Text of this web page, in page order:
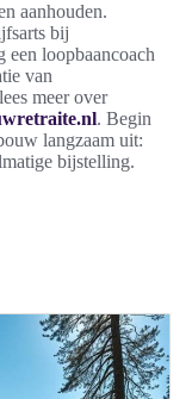
aanhouden.
bij
een loopbaancoach
van
meer over
. Begin
langzaam uit:
bijstelling.